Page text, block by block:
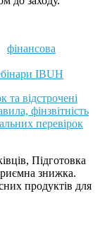
фінансова
IBUH
відстрочені
фінзвітність
перевірок
Підготовка
знижка.
продуктів для